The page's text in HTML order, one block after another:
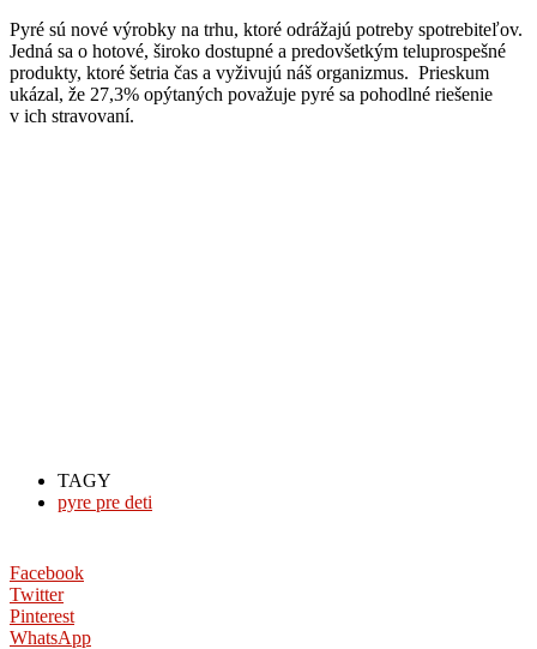
Pyré sú nové výrobky na trhu, ktoré odrážajú potreby spotrebiteľov.
Jedná sa o hotové, široko dostupné a predovšetkým teluprospešné
produkty, ktoré šetria čas a vyživujú náš organizmus. Prieskum
ukázal, že 27,3% opýtaných považuje pyré sa pohodlné riešenie
v ich stravovaní.
TAGY
pyre pre deti
Facebook
Twitter
Pinterest
WhatsApp